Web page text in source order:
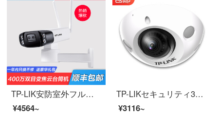
TP-LIK安防室外フルカラー夜視監視カメラ携帯電話の長距離ワンタッチの巡航は3倍ズームで家庭の商用室内外の高精細ネットワーク映像プローブTL-PC 745両眼ズーム版128 Gを見ます。
¥4564~
TP-LIKセキュリティ300万高精細エレベーター監視カメラPOE網線給電音声対談家庭用携帯電話の遠距離星光赤外線夜間テレビの大広角TL-PC 432 MHz-Dエレベーターの防暴監視/双方向音声16 G
¥3116~